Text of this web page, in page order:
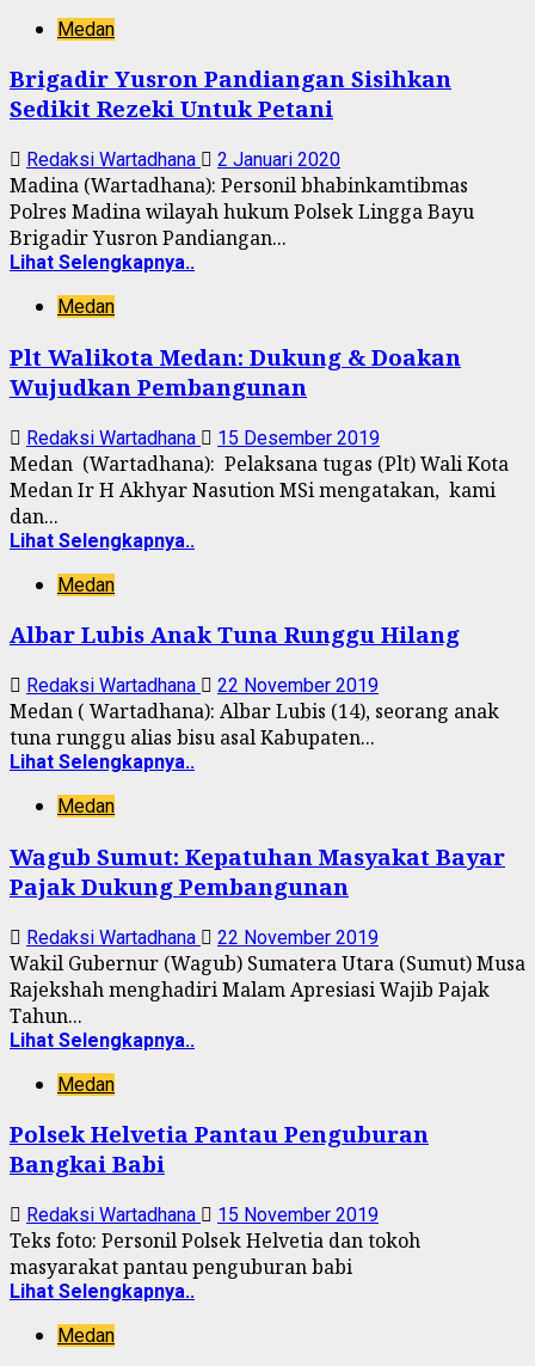
Medan
Brigadir Yusron Pandiangan Sisihkan
Sedikit Rezeki Untuk Petani
Redaksi Wartadhana 2 Januari 2020
Madina (Wartadhana): Personil bhabinkamtibmas
Polres Madina wilayah hukum Polsek Lingga Bayu
Brigadir Yusron Pandiangan...
Lihat Selengkapnya..
Medan
Plt Walikota Medan: Dukung & Doakan
Wujudkan Pembangunan
Redaksi Wartadhana 15 Desember 2019
Medan (Wartadhana): Pelaksana tugas (Plt) Wali Kota
Medan Ir H Akhyar Nasution MSi mengatakan, kami
dan...
Lihat Selengkapnya..
Medan
Albar Lubis Anak Tuna Runggu Hilang
Redaksi Wartadhana 22 November 2019
Medan ( Wartadhana): Albar Lubis (14), seorang anak
tuna runggu alias bisu asal Kabupaten...
Lihat Selengkapnya..
Medan
Wagub Sumut: Kepatuhan Masyakat Bayar
Pajak Dukung Pembangunan
Redaksi Wartadhana 22 November 2019
Wakil Gubernur (Wagub) Sumatera Utara (Sumut) Musa
Rajekshah menghadiri Malam Apresiasi Wajib Pajak
Tahun...
Lihat Selengkapnya..
Medan
Polsek Helvetia Pantau Penguburan
Bangkai Babi
Redaksi Wartadhana 15 November 2019
Teks foto: Personil Polsek Helvetia dan tokoh
masyarakat pantau penguburan babi
Lihat Selengkapnya..
Medan